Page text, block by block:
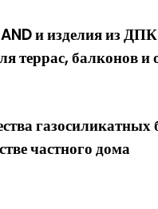
и изделия из
террас, балконов и
газосиликатных
частного дома